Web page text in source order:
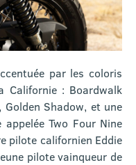
par les coloris
Californie : Boardwalk
Golden Shadow, et une
Two Four Nine
pilote californien Eddie
pilote vainqueur de